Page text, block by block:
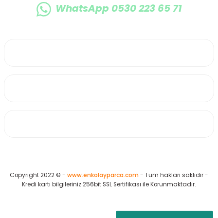
WhatsApp 0530 223 65 71
Copyright 2022 © - www.enkolayparca.com - Tüm hakları saklıdır -
Kredi kartı bilgileriniz 256bit SSL Sertifikası ile Korunmaktadır.